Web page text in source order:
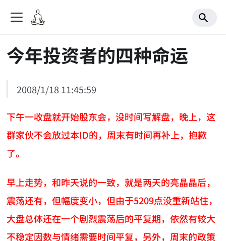
今年投资者的四种命运
2008/1/18 11:45:59
下午一收盘就开始股东会，没时间写解盘，晚上，这
群家伙不会放过本ID的，周末有时间再补上，抱歉
了。
早上走势，和昨天说的一致，就是两天的亮晶晶后，
震荡还有，但幅度变小，但由于5209点没重新站住，
大盘总体还在一个剧烈震荡后的平复期，依然有较大
不稳定因数与情绪需要时间平复，另外，周末的政策